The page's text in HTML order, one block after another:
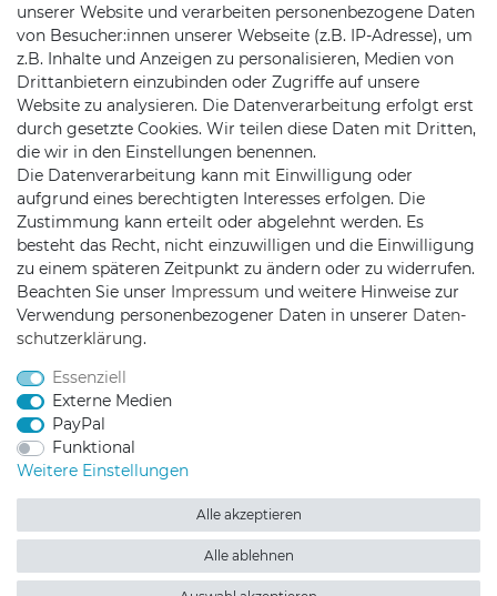
Zahlung & Versand
Batteriehinweis
KONTAKT
Telefon: +49 176 24909451
Mail:mail@trollingtreff.de
Trollingtreff auf Facebook
Trollingtreff auf Twitter
Trollingtreff auf
Trollingtreff
unserer Website und verarbeiten personenbezogene Daten
von Besucher:innen unserer Webseite (z.B. IP-Adresse), um
z.B. Inhalte und Anzeigen zu personalisieren, Medien von
Drittanbietern einzubinden oder Zugriffe auf unsere
Website zu analysieren. Die Datenverarbeitung erfolgt erst
durch gesetzte Cookies. Wir teilen diese Daten mit Dritten,
die wir in den Einstellungen benennen.
Die Datenverarbeitung kann mit Einwilligung oder
aufgrund eines berechtigten Interesses erfolgen. Die
Zustimmung kann erteilt oder abgelehnt werden. Es
besteht das Recht, nicht einzuwilligen und die Einwilligung
zu einem späteren Zeitpunkt zu ändern oder zu widerrufen.
Beachten Sie unser Impressum und weitere Hinweise zur
Verwendung personenbezogener Daten in unserer Daten­
schutz­erklärung.
Essenziell
Externe Medien
PayPal
Funktional
Weitere Einstellungen
Alle akzeptieren
Alle ablehnen